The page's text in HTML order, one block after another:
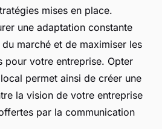
mises en place.
une adaptation constante
marché et de maximiser les
pour votre entreprise. Opter
permet ainsi de créer une
la vision de votre entreprise
par la communication